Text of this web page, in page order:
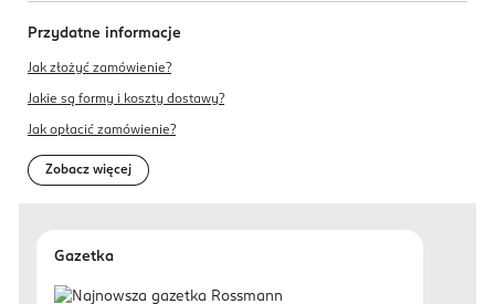
Przydatne informacje
Jak złożyć zamówienie?
Jakie są formy i koszty dostawy?
Jak opłacić zamówienie?
Zobacz więcej
Gazetka